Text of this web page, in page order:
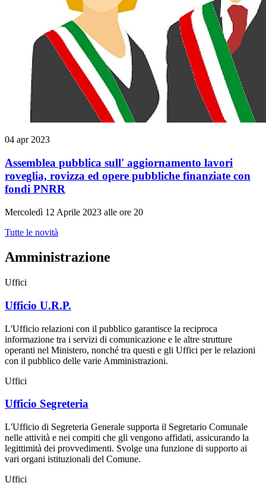
04 apr 2023
Assemblea pubblica sull' aggiornamento lavori
roveglia, rovizza ed opere pubbliche finanziate con
fondi PNRR
Mercoledì 12 Aprile 2023 alle ore 20
Tutte le novità
Amministrazione
Uffici
Ufficio U.R.P.
L'Ufficio relazioni con il pubblico garantisce la reciproca
informazione tra i servizi di comunicazione e le altre strutture
operanti nel Ministero, nonché tra questi e gli Uffici per le relazioni
con il pubblico delle varie Amministrazioni.
Uffici
Ufficio Segreteria
L'Ufficio di Segreteria Generale supporta il Segretario Comunale
nelle attività e nei compiti che gli vengono affidati, assicurando la
legittimità dei provvedimenti. Svolge una funzione di supporto ai
vari organi istituzionali del Comune.
Uffici